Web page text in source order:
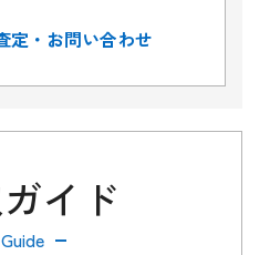
定・お問い合わせ
イド
Guide